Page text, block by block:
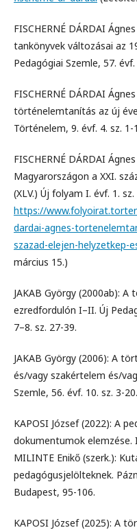
FISCHERNÉ DÁRDAI
tankönyvek változásai az
Pedagógiai Szemle, 57. évf.
FISCHERNÉ DÁRDAI
történelemtanítás az új
Történelem, 9. évf. 4. sz. 1-
FISCHERNÉ DÁRDAI
Magyarországon a XXI.
(XLV.) Új folyam I. évf. 1. sz.
https://
dardai-agnes-
szazad-elejen-helyzetkep-
március 15.)
JAKAB György (2000ab):
ezredfordulón I–II. Új
7–8. sz. 27-39.
JAKAB György (2006): A
és/vagy szakértelem és/
Szemle, 56. évf. 10. sz. 3-20.
KAPOSI József (2022): A
dokumentumok elemzése.
MILINTE Enikő (szerk.):
pedagógusjelölteknek.
Budapest, 95-106.
KAPOSI József (2025): A